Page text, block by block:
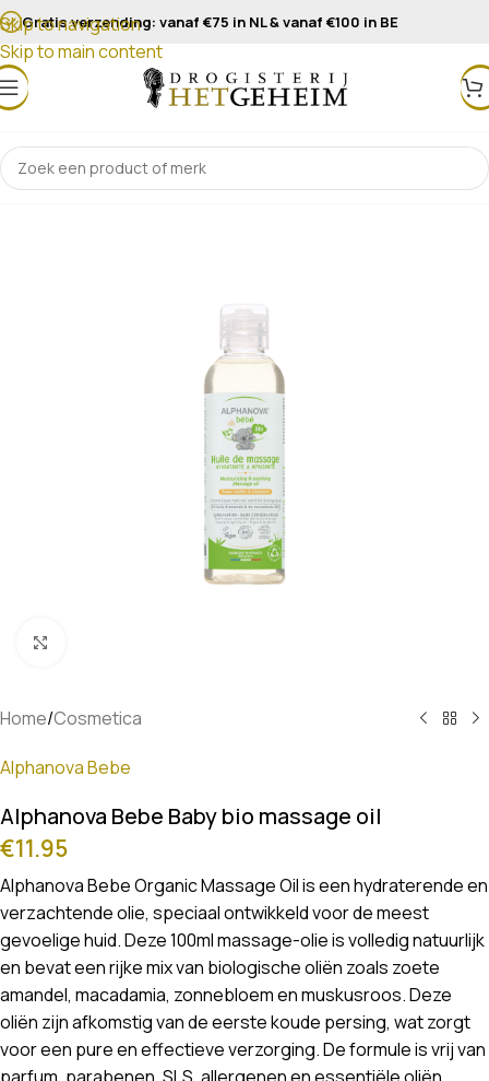
Skip to navigation
Skip to main content
Gratis verzending: vanaf €75 in NL & vanaf €100 in BE
Home/Cosmetica
Alphanova Bebe
Alphanova Bebe Baby bio massage oil
€11.95
Alphanova Bebe Organic Massage Oil is een hydraterende en
verzachtende olie, speciaal ontwikkeld voor de meest
gevoelige huid. Deze 100ml massage-olie is volledig natuurlijk
en bevat een rijke mix van biologische oliën zoals zoete
amandel, macadamia, zonnebloem en muskusroos. Deze
oliën zijn afkomstig van de eerste koude persing, wat zorgt
voor een pure en effectieve verzorging. De formule is vrij van